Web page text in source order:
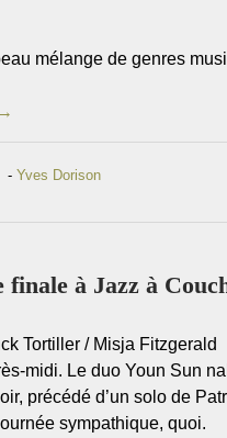
mélange de genres
- Yves Dorison
finale à Jazz à
Tortiller / Misja Fitzgerald
midi. Le duo Youn Sun
précédé d’un solo de
sympathique, quoi.